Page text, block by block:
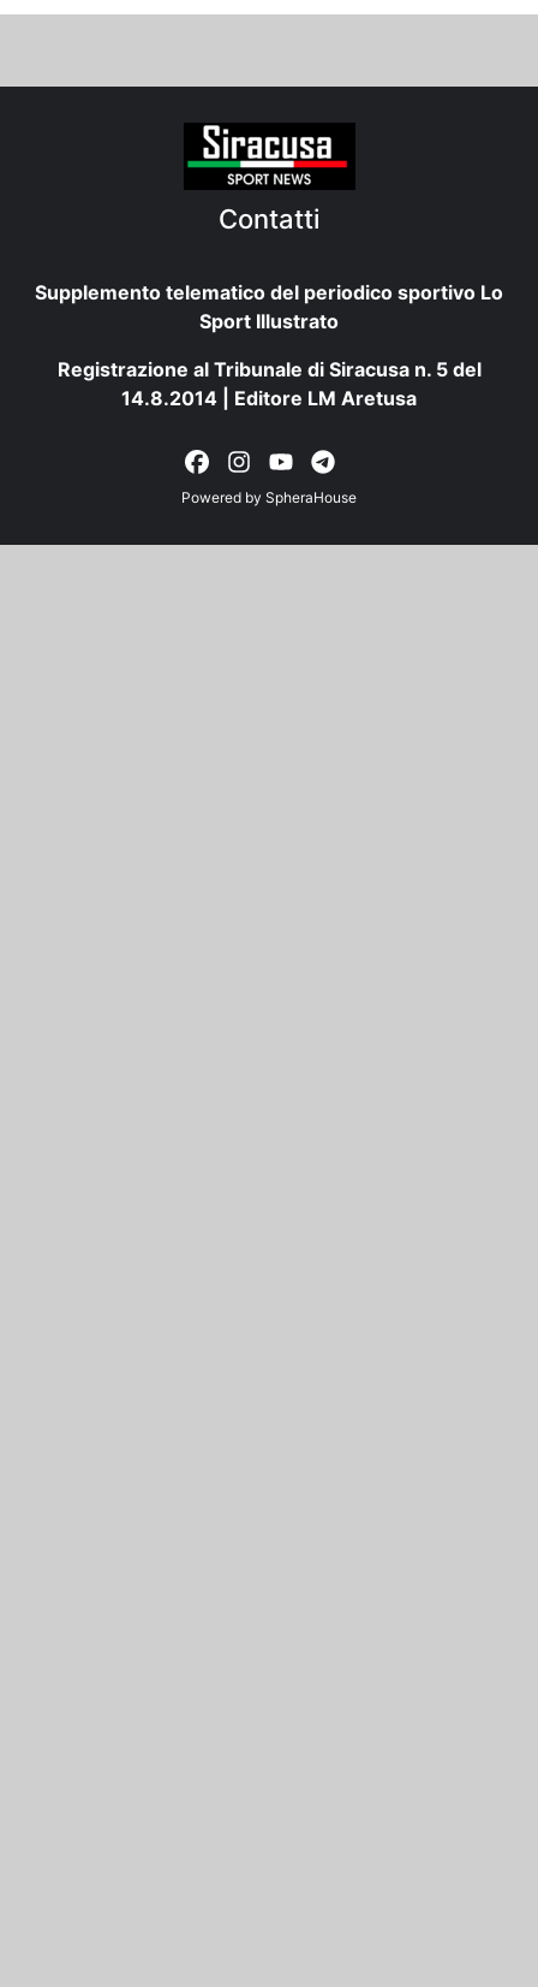
Contatti
Supplemento telematico del periodico sportivo Lo
Sport Illustrato
Registrazione al Tribunale di Siracusa n. 5 del
14.8.2014 | Editore LM Aretusa
Powered by SpheraHouse